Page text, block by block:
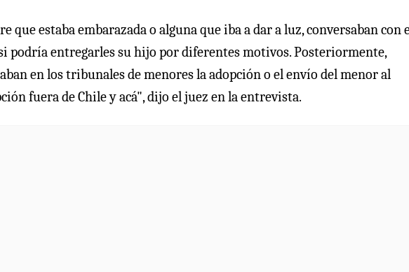
que estaba embarazada o alguna que iba a dar a luz, conversaban con
podría entregarles su hijo por diferentes motivos. Posteriormente,
en los tribunales de menores la adopción o el envío del menor al
fuera de Chile y acá", dijo el juez en la entrevista.